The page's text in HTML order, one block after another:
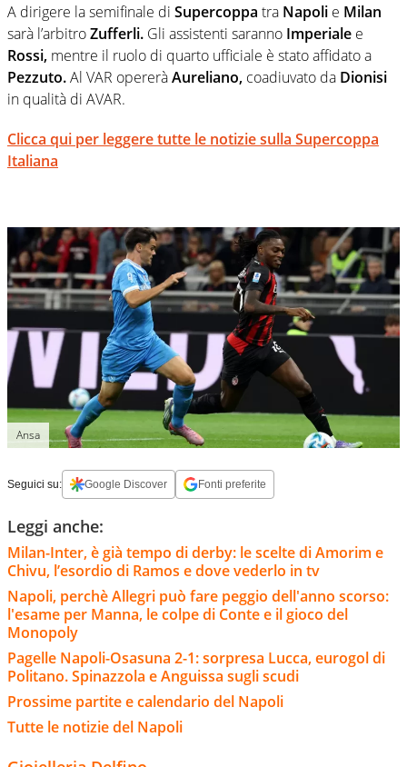
A dirigere la semifinale di Supercoppa tra Napoli e Milan
sarà l’arbitroZufferli. Gli assistenti saranno Imperiale e
Rossi, mentre il ruolo di quarto ufficiale è stato affidato a
Pezzuto.Al VAR opereràAureliano, coadiuvato da Dionisi
in qualità di AVAR.
Clicca qui per leggere tutte le notizie sulla Supercoppa
Italiana
Ansa
Seguici su: Google Discover Fonti preferite
Leggi anche:
Milan-Inter, è già tempo di derby: le scelte di Amorim e
Chivu, l’esordio di Ramos e dove vederlo in tv
Napoli, perchè Allegri può fare peggio dell'anno scorso:
l'esame per Manna, le colpe di Conte e il gioco del
Monopoly
Pagelle Napoli-Osasuna 2-1: sorpresa Lucca, eurogol di
Politano. Spinazzola e Anguissa sugli scudi
Prossime partite e calendario del Napoli
Tutte le notizie del Napoli